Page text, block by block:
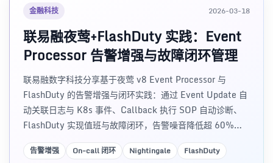
金融科技 2026-03-18
联易融夜莺+FlashDuty 实践：Event
Processor 告警增强与故障闭环管理
联易融数字科技分享基于夜莺 v8 Event Processor 与
FlashDuty 的告警增强与闭环实践：通过 Event Update 自
动关联日志与 K8s 事件、Callback 执行 SOP 自动诊断、
FlashDuty 实现值班与故障闭环，告警噪音降低超 60%，
值班体验与故障可追溯性显著提升。含架构设计、实施经验
与 AI 值守规划。
告警增强 On-call 闭环 Nightingale FlashDuty